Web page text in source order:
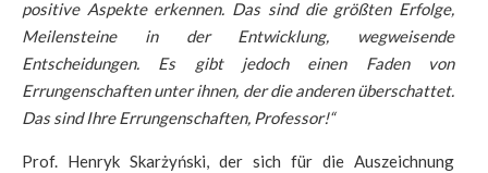
positive Aspekte erkennen. Das sind die größten Erfolge,
Meilensteine in der Entwicklung, wegweisende
Entscheidungen. Es gibt jedoch einen Faden von
Errungenschaften unter ihnen, der die anderen überschattet.
Das sind Ihre Errungenschaften, Professor!“
Prof. Henryk Skarżyński, der sich für die Auszeichnung